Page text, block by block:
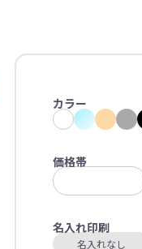
カラー
価格帯
名入れ印刷
名入れなし